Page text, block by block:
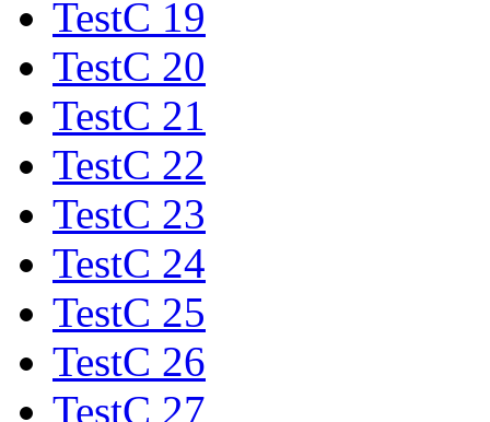
TestC 19
TestC 20
TestC 21
TestC 22
TestC 23
TestC 24
TestC 25
TestC 26
TestC 27